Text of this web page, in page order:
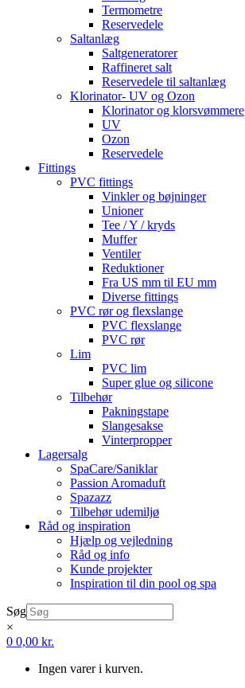
Termometre
Reservedele
Saltanlæg
Saltgeneratorer
Raffineret salt
Reservedele til saltanlæg
Klorinator- UV og Ozon
Klorinator og klorsvømmere
UV
Ozon
Reservedele
Fittings
PVC fittings
Vinkler og bøjninger
Unioner
Tee / Y / kryds
Muffer
Ventiler
Reduktioner
Fra US mm til EU mm
Diverse fittings
PVC rør og flexslange
PVC flexslange
PVC rør
Lim
PVC lim
Super glue og silicone
Tilbehør
Pakningstape
Slangesakse
Vinterpropper
Lagersalg
SpaCare/Saniklar
Passion Aromaduft
Spazazz
Tilbehør udemiljø
Råd og inspiration
Hjælp og vejledning
Råd og info
Kunde projekter
Inspiration til din pool og spa
Søg
×
0 0,00 kr.
Ingen varer i kurven.